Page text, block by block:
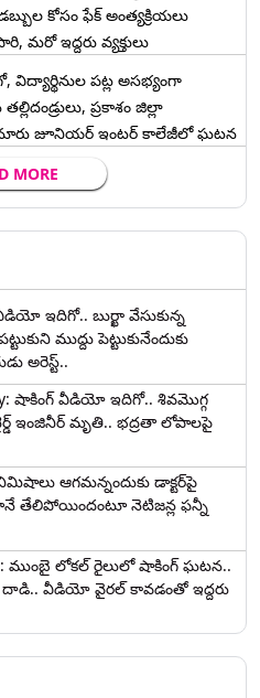
కోసం ఫేక్ అంత్యక్రియలు
మరో ఇద్దరు వ్యక్తులు
పట్ల అసభ్యంగా
ప్రకాశం జిల్లా
జూనియర్ ఇంటర్ కాలేజీలో ఘటన
MORE
ఇదిగో.. బుర్ఖా వేసుకున్న
ముద్దు పెట్టుకునేందుకు
అరెస్ట్..
షాకింగ్ వీడియో ఇదిగో.. శివమొగ్గ
ఇంజినీర్ మృతి.. భద్రతా లోపాలపై
ఆగమన్నందుకు డాక్టర్‌పై
తేలిపోయిందంటూ నెటిజన్ల ఫన్నీ
ముంబై లోకల్ రైలులో షాకింగ్ ఘటన..
దాడి.. వీడియో వైరల్ కావడంతో ఇద్దరు